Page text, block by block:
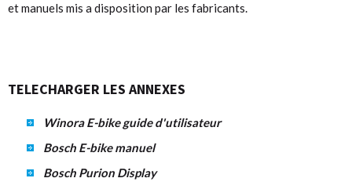
et manuels mis a disposition par les fabricants.
TELECHARGER LES ANNEXES
Winora E-bike guide d'utilisateur
Bosch E-bike manuel
Bosch Purion Display